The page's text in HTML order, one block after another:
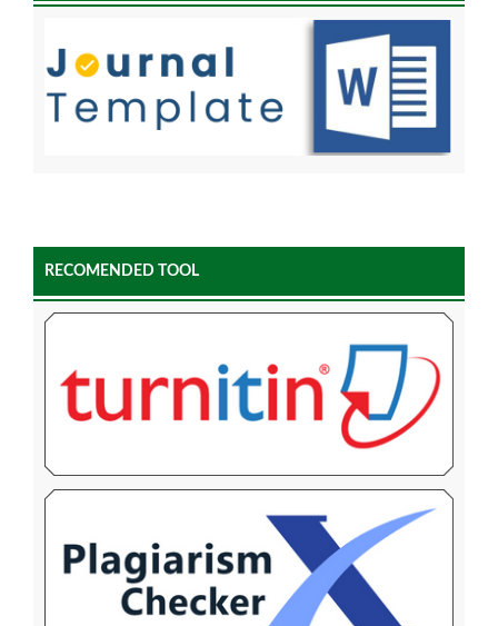
RECOMENDED TOOL